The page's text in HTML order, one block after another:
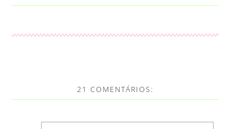
21 COMENTÁRIOS: